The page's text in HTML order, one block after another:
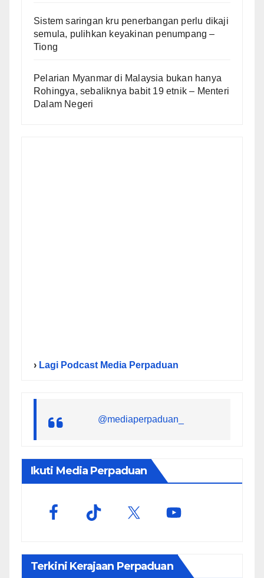
Sistem saringan kru penerbangan perlu dikaji
semula, pulihkan keyakinan penumpang –
Tiong
Pelarian Myanmar di Malaysia bukan hanya
Rohingya, sebaliknya babit 19 etnik – Menteri
Dalam Negeri
› Lagi Podcast Media Perpaduan
@mediaperpaduan_
Ikuti Media Perpaduan
Terkini Kerajaan Perpaduan